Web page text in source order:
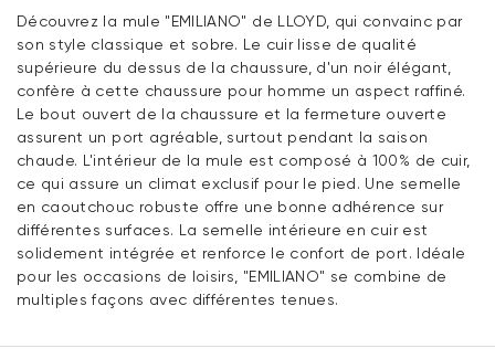
Découvrez la mule "EMILIANO" de LLOYD, qui convainc par
son style classique et sobre. Le cuir lisse de qualité
supérieure du dessus de la chaussure, d'un noir élégant,
confère à cette chaussure pour homme un aspect raffiné.
Le bout ouvert de la chaussure et la fermeture ouverte
assurent un port agréable, surtout pendant la saison
chaude. L'intérieur de la mule est composé à 100% de cuir,
ce qui assure un climat exclusif pour le pied. Une semelle
en caoutchouc robuste offre une bonne adhérence sur
différentes surfaces. La semelle intérieure en cuir est
solidement intégrée et renforce le confort de port. Idéale
pour les occasions de loisirs, "EMILIANO" se combine de
multiples façons avec différentes tenues.